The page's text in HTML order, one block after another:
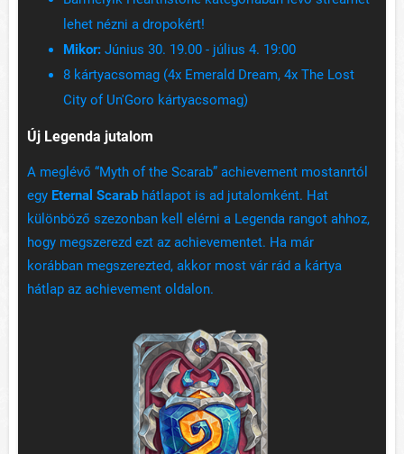
lehet nézni a dropokért!
Mikor: Június 30. 19.00 - július 4. 19:00
8 kártyacsomag (4x Emerald Dream, 4x The Lost
City of Un'Goro kártyacsomag)
Új Legenda jutalom
A meglévő “Myth of the Scarab” achievement mostanrtól
egy Eternal Scarab hátlapot is ad jutalomként. Hat
különböző szezonban kell elérni a Legenda rangot ahhoz,
hogy megszerezd ezt az achievementet. Ha már
korábban megszerezted, akkor most vár rád a kártya
hátlap az achievement oldalon.